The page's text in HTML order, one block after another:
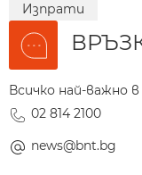
Изпрати
Всичко най-важно
02 814 2100
news@bnt.bg